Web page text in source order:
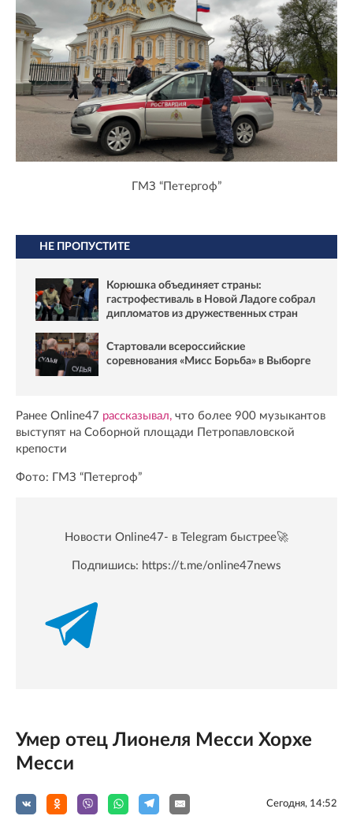
ГМЗ “Петергоф”
НЕ ПРОПУСТИТЕ
Корюшка объединяет страны:
гастрофестиваль в Новой Ладоге собрал
дипломатов из дружественных стран
Стартовали всероссийские
соревнования «Мисс Борьба» в Выборге
Ранее Online47 рассказывал, что более 900 музыкантов
выступят на Соборной площади Петропавловской
крепости
Фото: ГМЗ “Петергоф”
Новости Online47- в Telegram быстрее🚀
Подпишись: https://t.me/online47news
Умер отец Лионеля Месси Хорхе
Месси
Сегодня, 14:52